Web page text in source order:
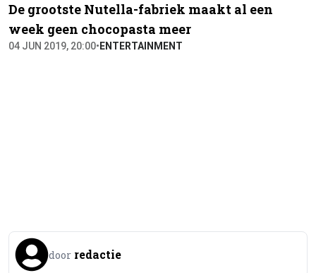
De grootste Nutella-fabriek maakt al een
week geen chocopasta meer
04 JUN 2019, 20:00• ENTERTAINMENT
door redactie